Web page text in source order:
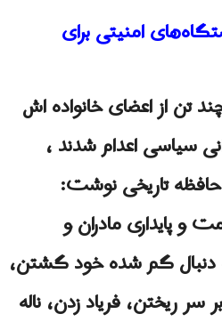
امنیتی برای
تن از اعضای خانواده اش
کشتار 67 زندانی سیاسی اعدام شدند ،
حافظه تاریخی نوشت:
مقاومت و پایداری مادران و
دنبال گم شده خود گشتن،
ریختن، فریاد زدن، ناله